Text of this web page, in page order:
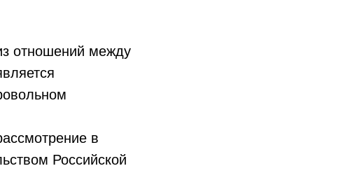
отношений между
в
Российской